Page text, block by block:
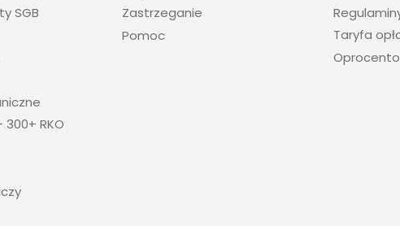
SGB
RKO
Zastrzeganie
Pomoc
Taryfa